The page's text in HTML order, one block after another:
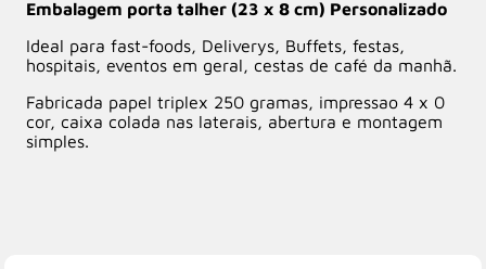
Embalagem porta talher (23 x 8 cm) Personalizado
Ideal para fast-foods, Deliverys, Buffets, festas,
hospitais, eventos em geral, cestas de café da manhã.
Fabricada papel triplex 250 gramas, impressao 4 x 0
cor, caixa colada nas laterais, abertura e montagem
simples.